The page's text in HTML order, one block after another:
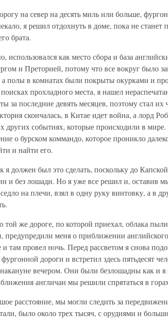
на север на десять миль или больше,
я решил отдохнуть в доме, пока не станет
брата.
использовался как место сбора и база
и Преторией, потому что все вокруг было
полы в комнатах были покрыты окурками и
прохладного места, я нашел
за последние девять месяцев, поэтому стал
скончалась, в Китае идет война, а лорд
других событиях, которые происходили в
о бурском коммандо, которое проникло
и найти его.
я должен был это сделать, поскольку до
и без лошади. Но я уже все решил и, оставив
на плечи, взял в одну руку винтовку, а в
той же дороге, по которой приехал, облака
предупредили меня о приближении
и там провел ночь. Перед рассветом я снова
дороги и встретил здесь пятьдесят
вечером. Они были безлошадны как и я
англичан мы решили спрятаться в
расстояние, мы могли следить за
было около трех тысяч, с орудиями и